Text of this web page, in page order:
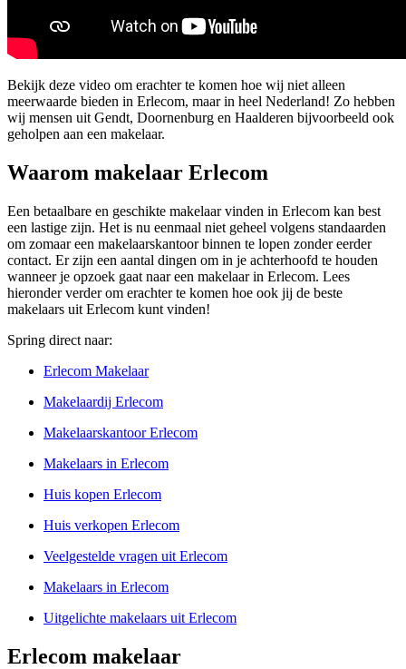
Bekijk deze video om erachter te komen hoe wij niet alleen
meerwaarde bieden in Erlecom, maar in heel Nederland! Zo hebben
wij mensen uit Gendt, Doornenburg en Haalderen bijvoorbeeld ook
geholpen aan een makelaar.
Waarom makelaar Erlecom
Een betaalbare en geschikte makelaar vinden in Erlecom kan best
een lastige zijn. Het is nu eenmaal niet geheel volgens standaarden
om zomaar een makelaarskantoor binnen te lopen zonder eerder
contact. Er zijn een aantal dingen om in je achterhoofd te houden
wanneer je opzoek gaat naar een makelaar in Erlecom. Lees
hieronder verder om erachter te komen hoe ook jij de beste
makelaars uit Erlecom kunt vinden!
Spring direct naar:
Erlecom Makelaar
Makelaardij Erlecom
Makelaarskantoor Erlecom
Makelaars in Erlecom
Huis kopen Erlecom
Huis verkopen Erlecom
Veelgestelde vragen uit Erlecom
Makelaars in Erlecom
Uitgelichte makelaars uit Erlecom
Erlecom makelaar